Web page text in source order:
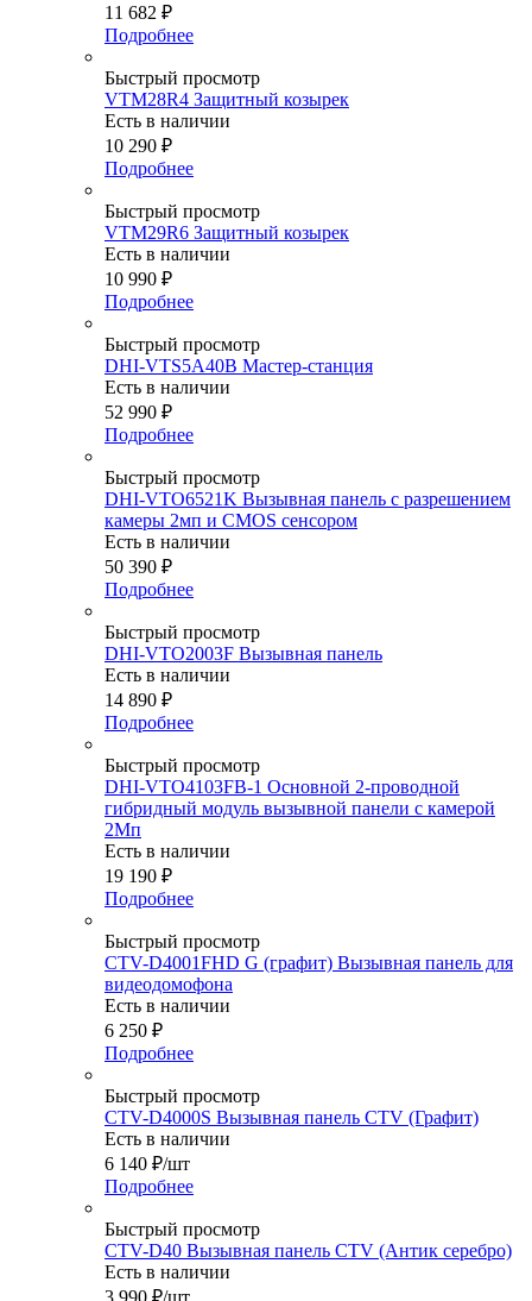
11 682 ₽
Подробнее
Быстрый просмотр
VTM28R4 Защитный козырек
Есть в наличии
10 290 ₽
Подробнее
Быстрый просмотр
VTM29R6 Защитный козырек
Есть в наличии
10 990 ₽
Подробнее
Быстрый просмотр
DHI-VTS5A40B Мастер-станция
Есть в наличии
52 990 ₽
Подробнее
Быстрый просмотр
DHI-VTO6521K Вызывная панель с разрешением
камеры 2мп и CMOS сенсором
Есть в наличии
50 390 ₽
Подробнее
Быстрый просмотр
DHI-VTO2003F Вызывная панель
Есть в наличии
14 890 ₽
Подробнее
Быстрый просмотр
DHI-VTO4103FB-1 Основной 2-проводной
гибридный модуль вызывной панели с камерой
2Мп
Есть в наличии
19 190 ₽
Подробнее
Быстрый просмотр
CTV-D4001FHD G (графит) Вызывная панель для
видеодомофона
Есть в наличии
6 250 ₽
Подробнее
Быстрый просмотр
CTV-D4000S Вызывная панель CTV (Графит)
Есть в наличии
6 140 ₽/шт
Подробнее
Быстрый просмотр
CTV-D40 Вызывная панель CTV (Антик серебро)
Есть в наличии